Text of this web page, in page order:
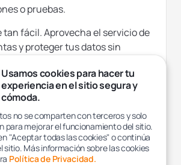
o pruebas.
fácil. Aprovecha el servicio de
y proteger tus datos sin
estés donde estés.
Usamos cookies para hacer tu
experiencia en el sitio segura y
cómoda.
no se comparten con terceros y solo
para mejorar el funcionamiento del sitio.
"Aceptar todas las cookies" o continúa
sitio. Más información sobre las cookies
Política de Privacidad.